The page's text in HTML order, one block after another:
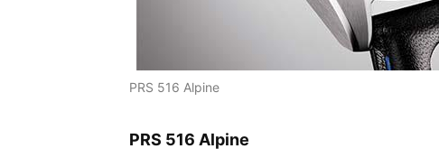
PRS 516 Alpine
PRS 516 Alpine